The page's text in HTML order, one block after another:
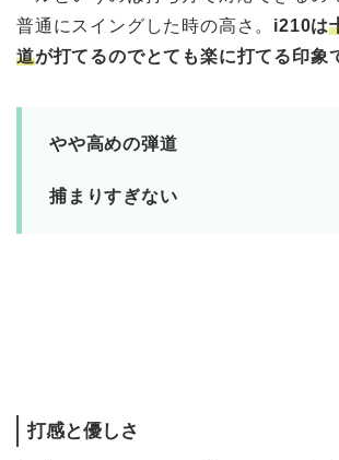
普通にスイングした時の高さ。 i210は
道が打てるのでとても楽に打てる印象
やや高めの弾道
捕まりすぎない
打感と優しさ